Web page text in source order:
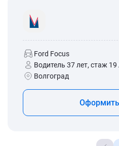
Ford Focus
Водитель 37 лет, стаж 19
Волгоград